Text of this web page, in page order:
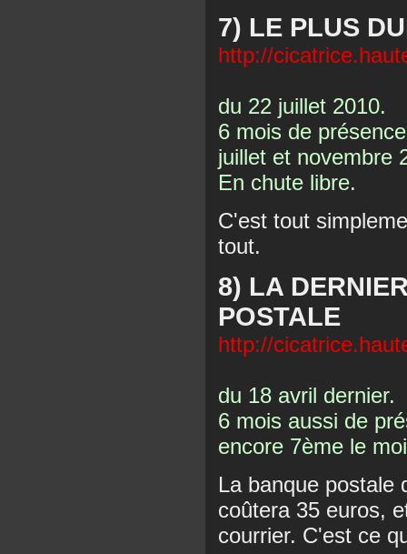
7) LE PLUS
http://
du 22 juillet 2010.
6 mois de
juillet et novembre
En chute libre.
C'est tout
tout.
8) LA
POSTALE
http://
du 18 avril dernier.
6 mois aussi de
encore 7ème le
La banque postale
coûtera 35 euros,
courrier. C'est ce